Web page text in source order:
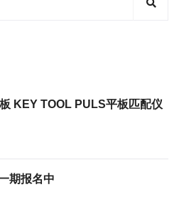
KEY TOOL PULS平板匹配仪
期报名中